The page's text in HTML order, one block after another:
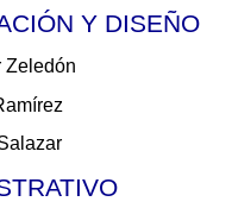
Y DISEÑO
Zeledón